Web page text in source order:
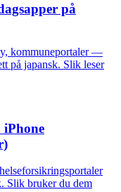
på
kommuneportaler —
på japansk. Slik leser
iPhone
Slik bruker du dem